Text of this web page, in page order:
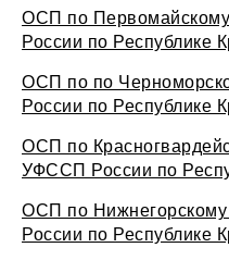
ОСП по
России по Республике
ОСП по по
России по Республике
ОСП по
УФССП России по
ОСП по
России по Республике